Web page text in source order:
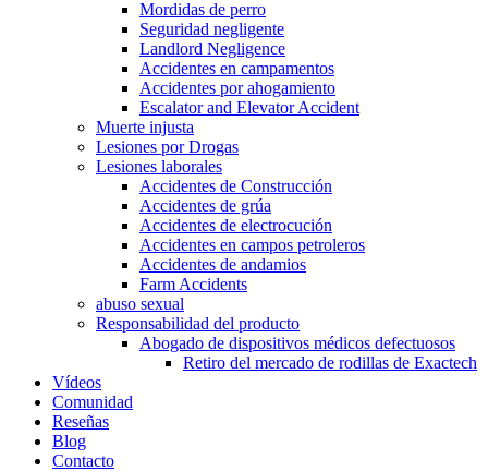
Mordidas de perro
Seguridad negligente
Landlord Negligence
Accidentes en campamentos
Accidentes por ahogamiento
Escalator and Elevator Accident
Muerte injusta
Lesiones por Drogas
Lesiones laborales
Accidentes de Construcción
Accidentes de grúa
Accidentes de electrocución
Accidentes en campos petroleros
Accidentes de andamios
Farm Accidents
abuso sexual
Responsabilidad del producto
Abogado de dispositivos médicos defectuosos
Retiro del mercado de rodillas de Exactech
Vídeos
Comunidad
Reseñas
Blog
Contacto